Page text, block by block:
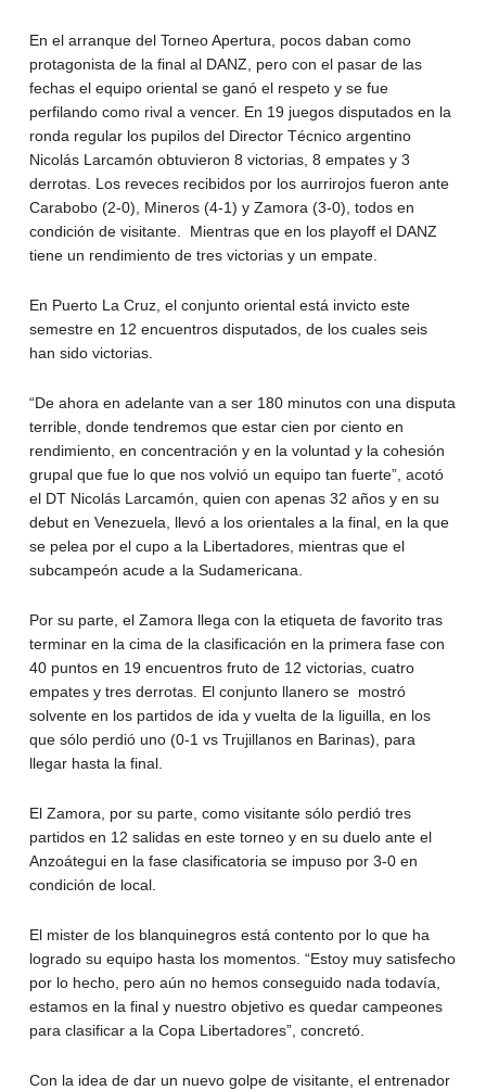
En el arranque del Torneo Apertura, pocos daban como
protagonista de la final al DANZ, pero con el pasar de las
fechas el equipo oriental se ganó el respeto y se fue
perfilando como rival a vencer. En 19 juegos disputados en la
ronda regular los pupilos del Director Técnico argentino
Nicolás Larcamón obtuvieron 8 victorias, 8 empates y 3
derrotas. Los reveces recibidos por los aurrirojos fueron ante
Carabobo (2-0), Mineros (4-1) y Zamora (3-0), todos en
condición de visitante. Mientras que en los playoff el DANZ
tiene un rendimiento de tres victorias y un empate.
En Puerto La Cruz, el conjunto oriental está invicto este
semestre en 12 encuentros disputados, de los cuales seis
han sido victorias.
“De ahora en adelante van a ser 180 minutos con una disputa
terrible, donde tendremos que estar cien por ciento en
rendimiento, en concentración y en la voluntad y la cohesión
grupal que fue lo que nos volvió un equipo tan fuerte”, acotó
el DT Nicolás Larcamón, quien con apenas 32 años y en su
debut en Venezuela, llevó a los orientales a la final, en la que
se pelea por el cupo a la Libertadores, mientras que el
subcampeón acude a la Sudamericana.
Por su parte, el Zamora llega con la etiqueta de favorito tras
terminar en la cima de la clasificación en la primera fase con
40 puntos en 19 encuentros fruto de 12 victorias, cuatro
empates y tres derrotas. El conjunto llanero se mostró
solvente en los partidos de ida y vuelta de la liguilla, en los
que sólo perdió uno (0-1 vs Trujillanos en Barinas), para
llegar hasta la final.
El Zamora, por su parte, como visitante sólo perdió tres
partidos en 12 salidas en este torneo y en su duelo ante el
Anzoátegui en la fase clasificatoria se impuso por 3-0 en
condición de local.
El mister de los blanquinegros está contento por lo que ha
logrado su equipo hasta los momentos. “Estoy muy satisfecho
por lo hecho, pero aún no hemos conseguido nada todavía,
estamos en la final y nuestro objetivo es quedar campeones
para clasificar a la Copa Libertadores”, concretó.
Con la idea de dar un nuevo golpe de visitante, el entrenador